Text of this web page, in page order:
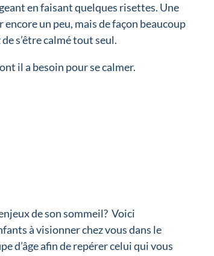
en faisant quelques risettes. Une
un peu, mais de façon beaucoup
s’être calmé tout seul.
il a besoin pour se calmer.
de son sommeil? Voici
à visionner chez vous dans le
d’âge afin de repérer celui qui vous